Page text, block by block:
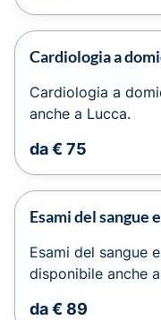
Cardiologia a
Cardiologia a
anche a Lucca.
da € 75
Esami del sangue
Esami del sangue
disponibile anche
da € 89